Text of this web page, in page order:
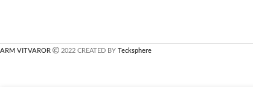
ARM VITVAROR 2022 CREATED BY Tecksphere